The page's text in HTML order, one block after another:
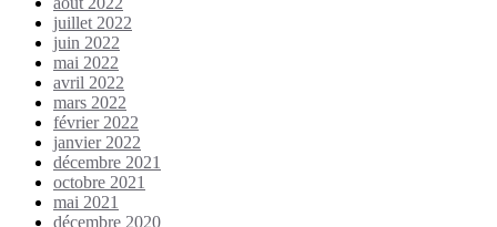
juillet 2022
juin 2022
mai 2022
avril 2022
mars 2022
février 2022
janvier 2022
décembre 2021
octobre 2021
mai 2021
décembre 2020